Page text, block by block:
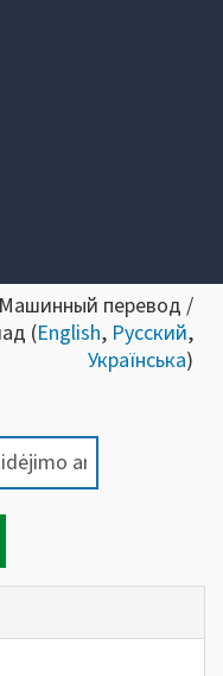
перевод /
(English, Русский,
Українська)